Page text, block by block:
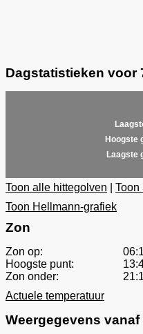
Dagstatistieken voor
Hoogste
Laagste
Toon alle hittegolven
Toon
Toon Hellmann-grafiek
Zon
Zon op:
Hoogste punt:
Zon onder:
Actuele temperatuur
Weergegevens vanaf